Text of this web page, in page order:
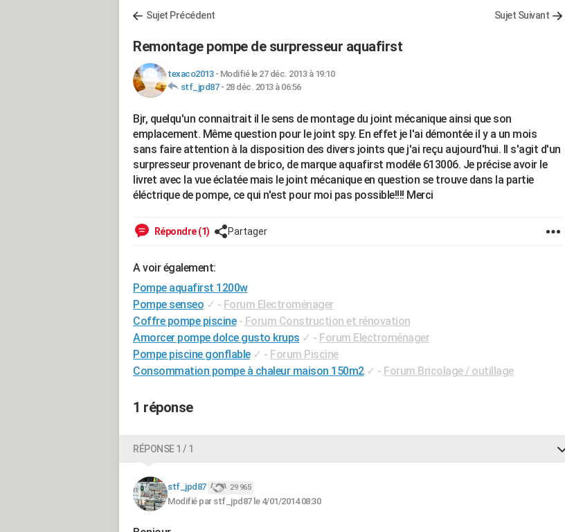
Sujet Précédent Sujet Suivant
Remontage pompe de surpresseur aquafirst
texaco2013- Modifié le 27 déc. 2013 à 19:10
stf_jpd87- 28 déc. 2013 à 06:56
Bjr, quelqu'un connaitrait il le sens de montage du joint mécanique ainsi que son
emplacement. Même question pour le joint spy. En effet je l'ai démontée il y a un mois
sans faire attention à la disposition des divers joints que j'ai reçu aujourd'hui. Il s'agit d'un
surpresseur provenant de brico, de marque aquafirst modéle 613006. Je précise avoir le
livret avec la vue éclatée mais le joint mécanique en question se trouve dans la partie
éléctrique de pompe, ce qui n'est pour moi pas possible!!!! Merci
Répondre (1) Partager
A voir également:
Pompe aquafirst 1200w
Pompe senseo ✓ - Forum Electroménager
Coffre pompe piscine - Forum Construction et rénovation
Amorcer pompe dolce gusto krups ✓ - Forum Electroménager
Pompe piscine gonflable ✓ - Forum Piscine
Consommation pompe à chaleur maison 150m2 ✓ - Forum Bricolage / outillage
1 réponse
RÉPONSE 1 / 1
stf_jpd87 29 965
Modifié par stf_jpd87 le 4/01/2014 08:30